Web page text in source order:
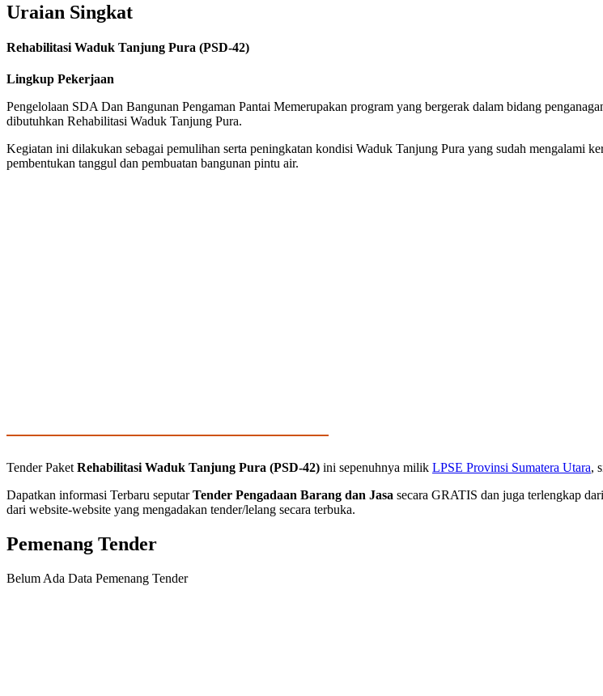
Uraian Singkat
Rehabilitasi Waduk Tanjung Pura (PSD-42)
Lingkup Pekerjaan
Pengelolaan SDA Dan Bangunan Pengaman Pantai Memerupakan program yang bergerak dalam bidang
dibutuhkan Rehabilitasi Waduk Tanjung Pura.
Kegiatan ini dilakukan sebagai pemulihan serta peningkatan kondisi Waduk Tanjung Pura yang sudah mengalami
pembentukan tanggul dan pembuatan bangunan pintu air.
Tender Paket Rehabilitasi Waduk Tanjung Pura (PSD-42) ini sepenuhnya milik LPSE Provinsi Sumatera Utara,
Dapatkan informasi Terbaru seputarTender Pengadaan Barang dan Jasa secara GRATIS dan juga terlengkap
dari website-website yang mengadakan tender/lelang secara terbuka.
Pemenang Tender
Belum Ada Data Pemenang Tender